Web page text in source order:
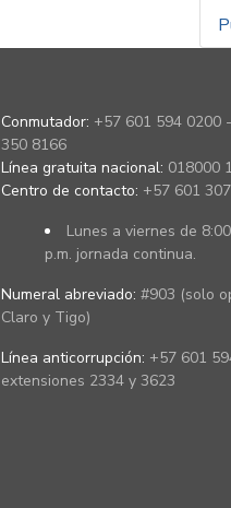
Conmutador: +57 601 594 0200
350 8166
Línea gratuita nacional: 018000
Centro de contacto: +57 601
Lunes a viernes de
p.m. jornada continua.
Numeral abreviado: #903 (solo
Claro y Tigo)
Línea anticorrupción: +57 601
extensiones 2334 y 3623